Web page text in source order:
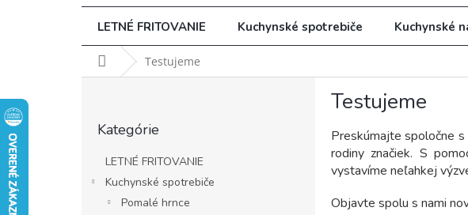
LETNÉ FRITOVANIE Kuchynské spotrebiče Kuchynské
DomovTestujeme
kategórie
Kategórie
LETNÉ FRITOVANIE
Kuchynské spotrebiče
Pomalé hrnce
Testujeme
Preskúmajte spoločne
rodiny značiek. S
vystavíme neľahkej
Objavte spolu s nami